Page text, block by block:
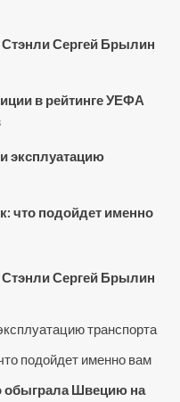
Стэнли Сергей Брылин
в рейтинге УЕФА
эксплуатацию
что подойдет именно
Стэнли Сергей Брылин
транспорта
подойдет именно вам
обыграла Швецию на